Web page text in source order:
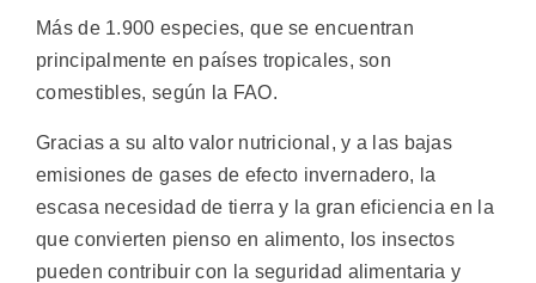
Más de 1.900 especies, que se encuentran
principalmente en países tropicales, son
comestibles, según la FAO.
Gracias a su alto valor nutricional, y a las bajas
emisiones de gases de efecto invernadero, la
escasa necesidad de tierra y la gran eficiencia en la
que convierten pienso en alimento, los insectos
pueden contribuir con la seguridad alimentaria y